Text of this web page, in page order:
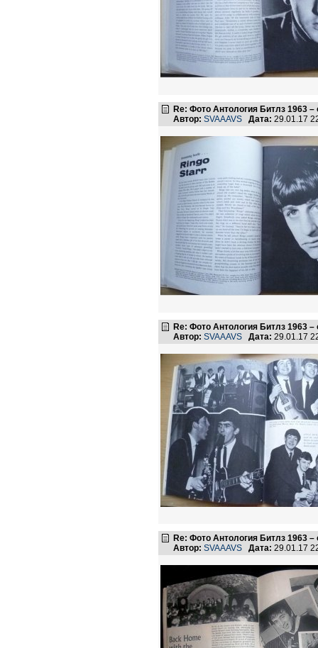
Re: Фото Антология Битлз 1963 –
Автор: SVAAAVS Дата: 29.01.17
Re: Фото Антология Битлз 1963 –
Автор: SVAAAVS Дата: 29.01.17
Re: Фото Антология Битлз 1963 –
Автор: SVAAAVS Дата: 29.01.17